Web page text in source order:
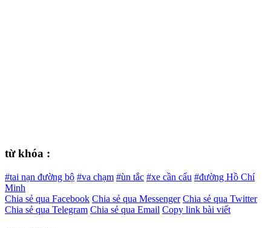
từ khóa :
#tai nạn đường bộ #va chạm #ùn tắc #xe cần cẩu #đường Hồ Chí
Minh
Chia sẻ qua Facebook Chia sẻ qua Messenger Chia sẻ qua Twitter
Chia sẻ qua Telegram Chia sẻ qua Email Copy link bài viết